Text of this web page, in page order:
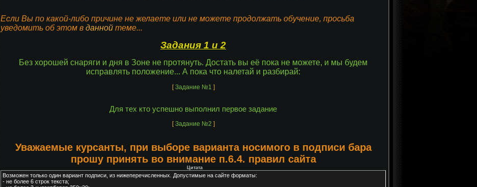
Если Вы по какой-либо причине не желаете или не можете продолжать обучение, просьба
уведомить об этом в данной теме...
Задания 1 и 2
Без хорошей снаряги и дня в Зоне не протянуть. Достать вы её пока не можете, и мы будем
исправлять положение... А пока что налетай и разбирай:
[Задание №1 ]
Для тех кто успешно выполнил первое задание
[Задание №2 ]
Уважаемые курсанты, при выборе варианта носимого в подписи бара
прошу принять во внимание п.6.4. правил сайта
Цитата
Возможен только один вариант подписи, из нижеперечисленных. Допустимые на сайте форматы:
- не более 6 строк текста;